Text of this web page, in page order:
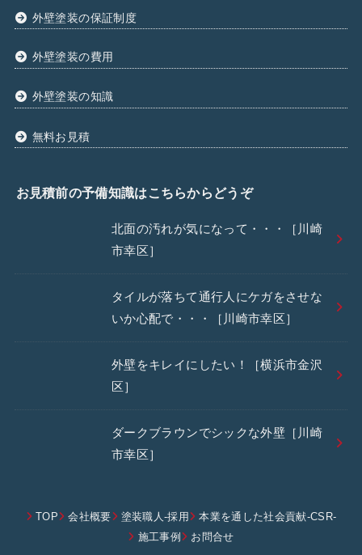
外壁塗装の保証制度
外壁塗装の費用
外壁塗装の知識
無料お見積
お見積前の予備知識はこちらからどうぞ
北面の汚れが気になって・・・［川崎
市幸区］
タイルが落ちて通行人にケガをさせな
いか心配で・・・［川崎市幸区］
外壁をキレイにしたい！［横浜市金沢
区］
ダークブラウンでシックな外壁［川崎
市幸区］
TOP 会社概要 塗装職人-採用
本業を通した社会貢献-CSR-
施工事例
お問合せ